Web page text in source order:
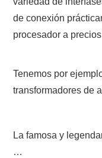
de conexión
procesador a
Tenemos por
transformadores de
La famosa y
…